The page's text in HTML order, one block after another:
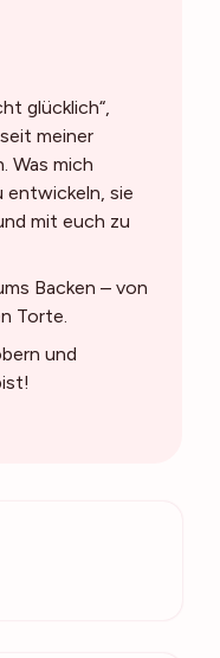
glücklich“,
meiner
Was mich
entwickeln, sie
mit euch zu
Backen – von
Torte.
und